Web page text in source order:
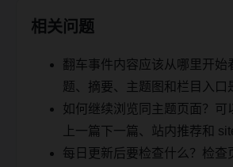
相关问题
翻车事件内容应该从哪里开始
题、摘要、主题图和栏目入口
如何继续浏览同主题页面？可
上一篇下一篇、站内推荐和
每日更新后要检查什么？检查